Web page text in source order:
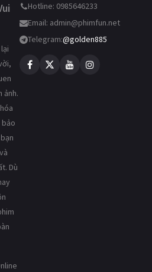
ảnh.
bảo
Dù
Hotline: 0985646233
Email: admin@phimfun.net
Telegram:@golden885